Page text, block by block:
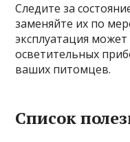
Следите за
заменяйте их по
эксплуатация
осветительных
ваших питомцев.
Список